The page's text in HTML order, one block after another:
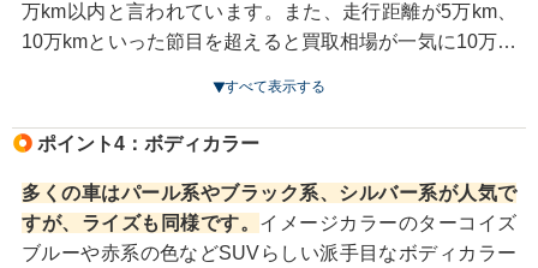
の車のグレードがどれくらいの価値があるのかを把握す
ることが大切です。
ょう。迷っている間に年式が古くなり、買取価格が下が
ってしまう可能性があるからです。
買取額は年式だけでなく走行距離や車の状態、色や装備
内容などが複雑に絡んで決まるため、年式が古くなった
式でも状態がよかったり人気の色だったりすれば思わぬ
高値で買い取ってもらえる可能性もあります。また、業
者がお客さんからライズを買いたいと相談されている場
万km以内と言われています。また、走行距離が5万km、
10万kmといった節目を超えると買取相場が一気に10万円
てくるから。昨今の車は耐久性が高くなっているので、5
のですが、多くの人が「大丈夫かな」という印象を持つ
と、その分中古車の販売価格を下げないと売れなくなる
ため、買取価格にも影響が出てくるのです。
すべて表示する
ポイント4：ボディカラー
多くの車はパール系やブラック系、シルバー系が人気で
すが、ライズも同様です。 イメージカラーのターコイズ
ブルーや赤系の色などSUVらしい派手目なボディカラー